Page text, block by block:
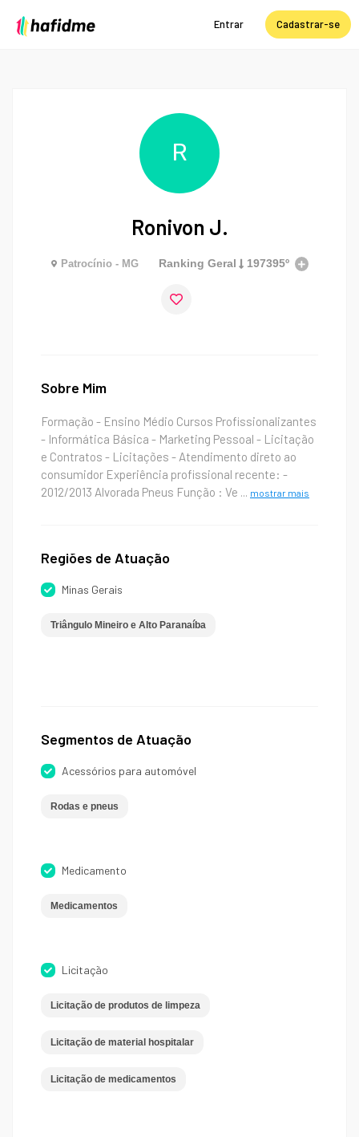
Entrar Cadastrar-se
R
Ronivon J.
Patrocínio - MG Ranking Geral 197395º
Sobre Mim
Formação - Ensino Médio Cursos Profissionalizantes
- Informática Básica - Marketing Pessoal - Licitação
e Contratos - Licitações - Atendimento direto ao
consumidor Experiência profissional recente: -
2012/2013 Alvorada Pneus Função : Ve ... mostrar mais
Regiões de Atuação
Minas Gerais
Triângulo Mineiro e Alto Paranaíba
Segmentos de Atuação
Acessórios para automóvel
Rodas e pneus
Medicamento
Medicamentos
Licitação
Licitação de produtos de limpeza
Licitação de material hospitalar
Licitação de medicamentos